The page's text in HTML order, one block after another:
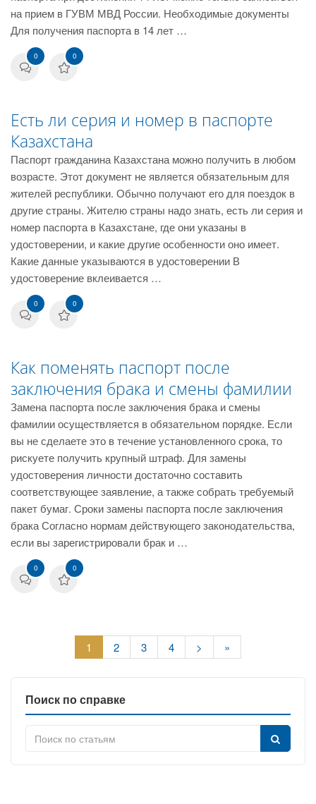
на прием в ГУВМ МВД России. Необходимые документы
Для получения паспорта в 14 лет …
0 0
Есть ли серия и номер в паспорте
Казахстана
Паспорт гражданина Казахстана можно получить в любом
возрасте. Этот документ не является обязательным для
жителей республики. Обычно получают его для поездок в
другие страны. Жителю страны надо знать, есть ли серия и
номер паспорта в Казахстане, где они указаны в
удостоверении, и какие другие особенности оно имеет.
Какие данные указываются в удостоверении В
удостоверение вклеивается …
0 0
Как поменять паспорт после
заключения брака и смены фамилии
Замена паспорта после заключения брака и смены
фамилии осуществляется в обязательном порядке. Если
вы не сделаете это в течение установленного срока, то
рискуете получить крупный штраф. Для замены
удостоверения личности достаточно составить
соответствующее заявление, а также собрать требуемый
пакет бумаг. Сроки замены паспорта после заключения
брака Согласно нормам действующего законодательства,
если вы зарегистрировали брак и …
0 0
1 2 3 4 > »
Поиск по справке